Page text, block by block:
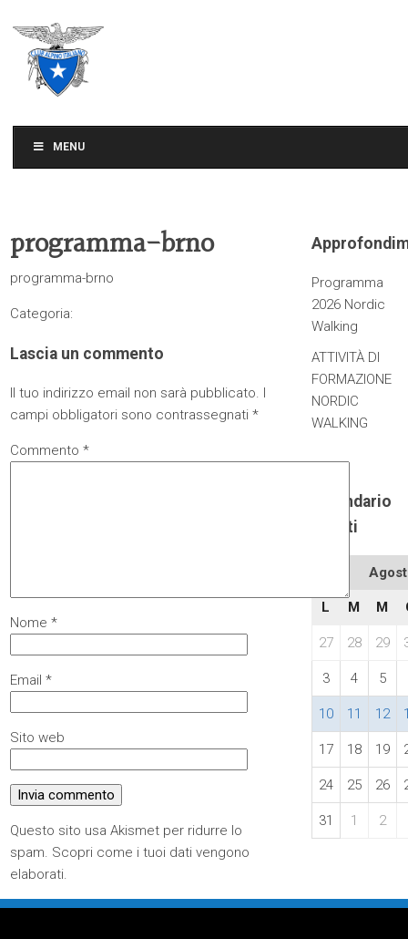
MENU
programma-brno
programma-brno
Categoria:
Lascia un commento
Il tuo indirizzo email non sarà pubblicato. I
campi obbligatori sono contrassegnati*
Commento*
Nome*
Email*
Sito web
Questo sito usa Akismet per ridurre lo
spam. Scopri come i tuoi dati vengono
elaborati.
Programma
2026 Nordic
Walking
ATTIVITÀ DI
FORMAZIONE
NORDIC
WALKING
Calendario
eventi
L M M
27 28 29
3 4 5
10 11 12
17 18 19
24 25 26
31 1 2